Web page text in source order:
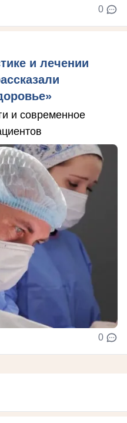
0
и лечении
и современное
0